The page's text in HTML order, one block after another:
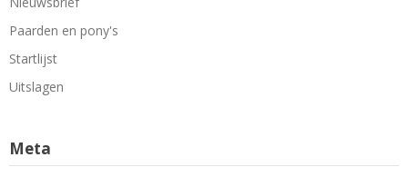
Paarden en pony's
Startlijst
Uitslagen
Meta